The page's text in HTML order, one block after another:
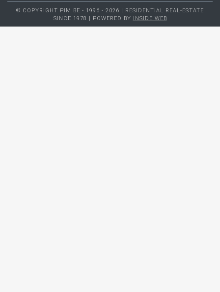
© COPYRIGHT PIM.BE - 1996 - 2026 | RESIDENTIAL REAL-ESTATE
SINCE 1978 | POWERED BY INSIDE WEB